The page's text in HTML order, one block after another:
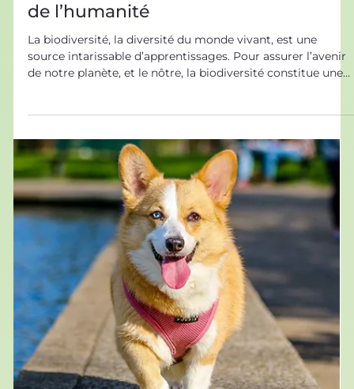
La biodiversité, alliée incontournable
de l’humanité
La biodiversité, la diversité du monde vivant, est une
source intarissable d’apprentissages. Pour assurer l’avenir
de notre planète, et le nôtre, la biodiversité constitue une
force majeure, que l’on ne peut pas négliger. La ou les
biodiversités ? Les naturalistes s’intéressent depuis des
siècles à la biodiversité, la diversité des êtres vivants avec
lesquels nous partageons la Terre. Des savants de la Grèce
antique cherchaient déjà à comprendre comment
fonctionne et s’orga